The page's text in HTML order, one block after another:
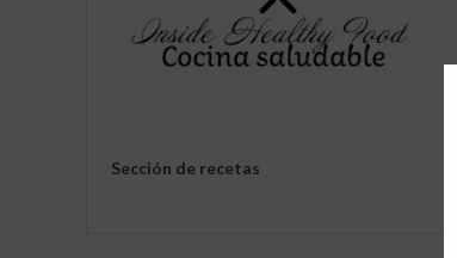
Sección de recetas